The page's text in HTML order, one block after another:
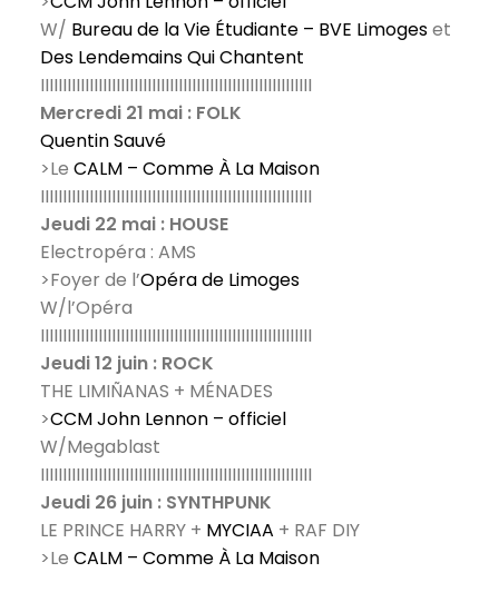
W/ Bureau de la Vie Étudiante – BVE Limogeset
Des Lendemains Qui Chantent
IIIIIIIIIIIIIIIIIIIIIIIIIIIIIIIIIIIIIIIIIIIIIIIIIIIIIIIIIIIII
Mercredi 21 mai : FOLK
Quentin Sauvé
>Le CALM – Comme À La Maison
IIIIIIIIIIIIIIIIIIIIIIIIIIIIIIIIIIIIIIIIIIIIIIIIIIIIIIIIIIIII
Jeudi 22 mai : HOUSE
Electropéra : AMS
>Foyer de l’Opéra de Limoges
W/l’Opéra
IIIIIIIIIIIIIIIIIIIIIIIIIIIIIIIIIIIIIIIIIIIIIIIIIIIIIIIIIIIII
Jeudi 12 juin : ROCK
THE LIMIÑANAS + MÉNADES
>CCM John Lennon – officiel
W/Megablast
IIIIIIIIIIIIIIIIIIIIIIIIIIIIIIIIIIIIIIIIIIIIIIIIIIIIIIIIIIIII
Jeudi 26 juin : SYNTHPUNK
LE PRINCE HARRY + MYCIAA + RAF DIY
>Le CALM – Comme À La Maison